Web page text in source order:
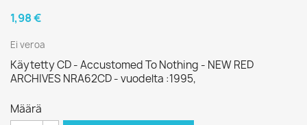
1,98 €
Ei veroa
Käytetty CD - Accustomed To Nothing - NEW RED
ARCHIVES NRA62CD - vuodelta :1995,
Määrä